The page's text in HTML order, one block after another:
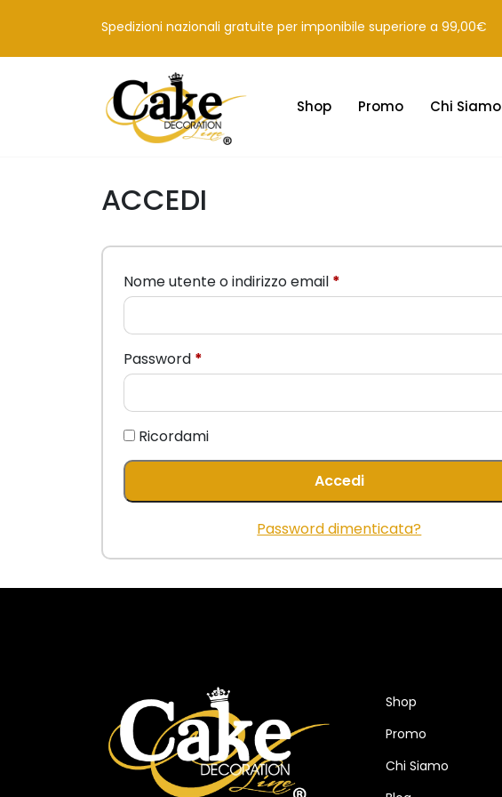
Spedizioni nazionali gratuite per imponibile superiore a 99,00€
Shop Promo Chi Siamo
ACCEDI
Nome utente o indirizzo email *
Password *
Ricordami
Accedi
Password dimenticata?
Shop
Promo
Chi Siamo